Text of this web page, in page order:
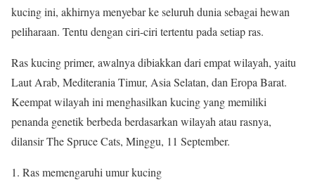
kucing ini, akhirnya menyebar ke seluruh dunia sebagai hewan
peliharaan. Tentu dengan ciri-ciri tertentu pada setiap ras.
Ras kucing primer, awalnya dibiakkan dari empat wilayah, yaitu
Laut Arab, Mediterania Timur, Asia Selatan, dan Eropa Barat.
Keempat wilayah ini menghasilkan kucing yang memiliki
penanda genetik berbeda berdasarkan wilayah atau rasnya,
dilansir The Spruce Cats, Minggu, 11 September.
Ras memengaruhi umur kucing